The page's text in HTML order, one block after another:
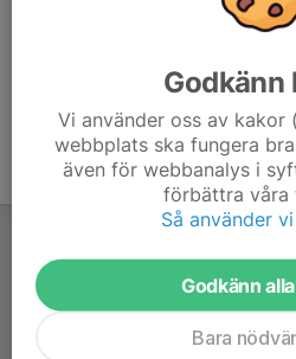
Godkänn
Vi använder oss av
webbplats ska fungera
även för webbanalys i
förbättra våra
Så använder
Godkänn
Bara